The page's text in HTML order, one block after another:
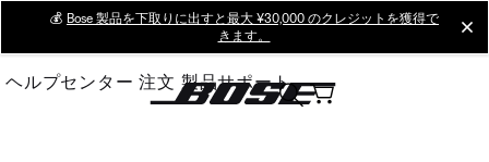
Main
💰 Bose 製品を下取りに出すと最大 ¥30,000 のクレジットを獲得で
きます。
ヘルプセンター 注文 製品サポート